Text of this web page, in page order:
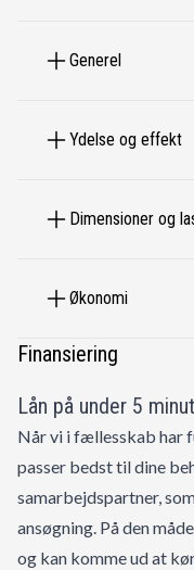
DK og hele EU
Generel
Ydelse og effekt
Dimensioner og
Økonomi
Finansiering
Lån på under 5
Når vi i fællesskab har
passer bedst til dine
samarbejdspartner,
ansøgning. På den
og kan komme ud at